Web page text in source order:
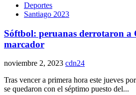
Deportes
Santiago 2023
Sóftbol: peruanas derrotaron
marcador
noviembre 2, 2023 cdn24
Tras vencer a primera hora este jueves
se quedaron con el séptimo puesto del...